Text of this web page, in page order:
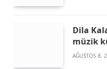
Dila
müzik
AĞUSTOS 8,